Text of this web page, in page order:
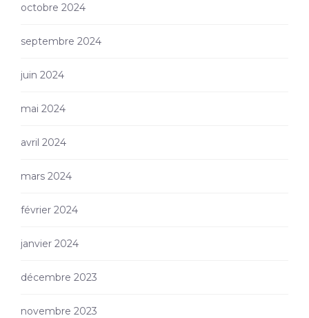
octobre 2024
septembre 2024
juin 2024
mai 2024
avril 2024
mars 2024
février 2024
janvier 2024
décembre 2023
novembre 2023